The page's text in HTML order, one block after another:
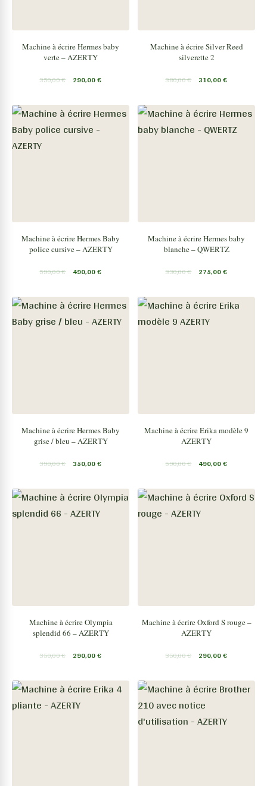
Machine à écrire Hermes baby
verte – AZERTY
350,00€ 290,00€
Machine à écrire Silver Reed
silverette 2
380,00€ 310,00€
Machine à écrire Hermes Baby
police cursive – AZERTY
590,00€ 490,00€
Machine à écrire Hermes baby
blanche – QWERTZ
330,00€ 275,00€
Machine à écrire Hermes Baby
grise / bleu – AZERTY
390,00€ 350,00€
Machine à écrire Erika modèle 9
AZERTY
590,00€ 490,00€
Machine à écrire Olympia
splendid 66 – AZERTY
350,00€ 290,00€
Machine à écrire Oxford S rouge –
AZERTY
350,00€ 290,00€